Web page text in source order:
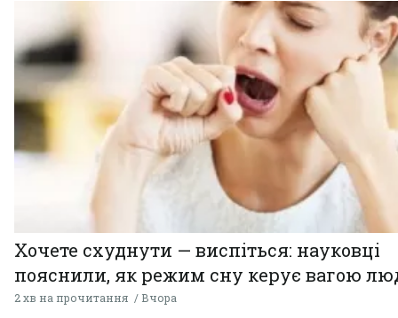
Хочете схуднути — виспіться: науковці
пояснили, як режим сну керує вагою
2 хв на прочитання Вчора